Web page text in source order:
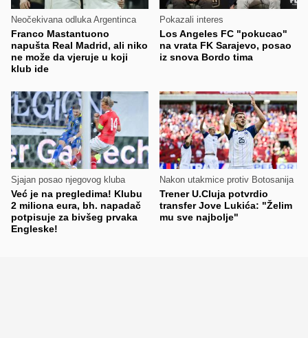
Neočekivana odluka Argentinca
Franco Mastantuono
napušta Real Madrid, ali niko
ne može da vjeruje u koji
klub ide
Pokazali interes
Los Angeles FC "pokucao"
na vrata FK Sarajevo, posao
iz snova Bordo tima
Sjajan posao njegovog kluba
Već je na pregledima! Klubu
2 miliona eura, bh. napadač
potpisuje za bivšeg prvaka
Engleske!
Nakon utakmice protiv Botosanija
Trener U.Cluja potvrdio
transfer Jove Lukića: "Želim
mu sve najbolje"